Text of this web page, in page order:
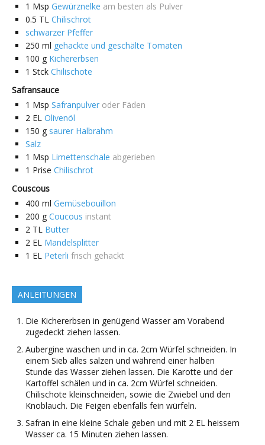
1 Msp Gewürznelke am besten als Pulver
0.5 TL Chilischrot
schwarzer Pfeffer
250 ml gehackte und geschälte Tomaten
100 g Kichererbsen
1 Stck Chilischote
Safransauce
1 Msp Safranpulver oder Fäden
2 EL Olivenöl
150 g saurer Halbrahm
Salz
1 Msp Limettenschale abgerieben
1 Prise Chilischrot
Couscous
400 ml Gemüsebouillon
200 g Coucous instant
2 TL Butter
2 EL Mandelsplitter
1 EL Peterli frisch gehackt
ANLEITUNGEN
Die Kichererbsen in genügend Wasser am Vorabend
zugedeckt ziehen lassen.
Aubergine waschen und in ca. 2cm Würfel schneiden. In
einem Sieb alles salzen und während einer halben
Stunde das Wasser ziehen lassen. Die Karotte und der
Kartoffel schälen und in ca. 2cm Würfel schneiden.
Chilischote kleinschneiden, sowie die Zwiebel und den
Knoblauch. Die Feigen ebenfalls fein würfeln.
Safran in eine kleine Schale geben und mit 2 EL heissem
Wasser ca. 15 Minuten ziehen lassen.